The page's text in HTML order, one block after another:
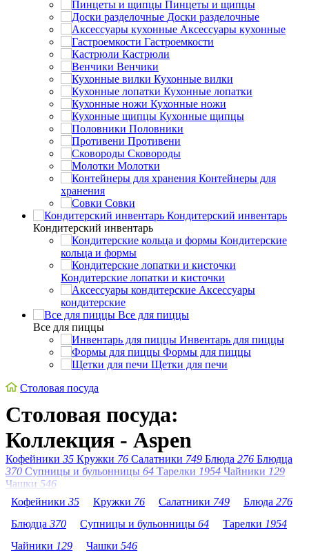
Пинцеты и щипцы
Доски разделочные
Аксессуары кухонные
Гастроемкости
Кастрюли
Венчики
Кухонные вилки
Кухонные лопатки
Кухонные ножи
Кухонные щипцы
Половники
Противени
Сковороды
Молотки
Контейнеры для
хранения
Совки
Кондитерский инвентарь
Кондитерский инвентарь
Кондитерские
кольца и формы
Кондитерские лопатки и кисточки
Аксессуары
кондитерские
Все для пиццы
Все для пиццы
Инвентарь для пиццы
Формы для пиццы
Щетки для печи
Столовая посуда
Столовая посуда:
Коллекция - Aspen
Кофейники 35 Кружки 76 Салатники 749 Блюда 276 Блюдца
370 Супницы и бульонницы 64 Тарелки 1954 Чайники 129
Чашки 546
Кофейники 35 Кружки 76 Салатники 749 Блюда 276
Блюдца 370 Супницы и бульонницы 64 Тарелки 1954
Чайники 129 Чашки 546